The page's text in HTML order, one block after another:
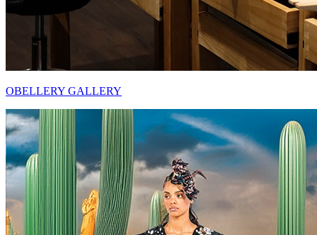
OBELLERY GALLERY